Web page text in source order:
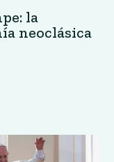
la
neoclásica